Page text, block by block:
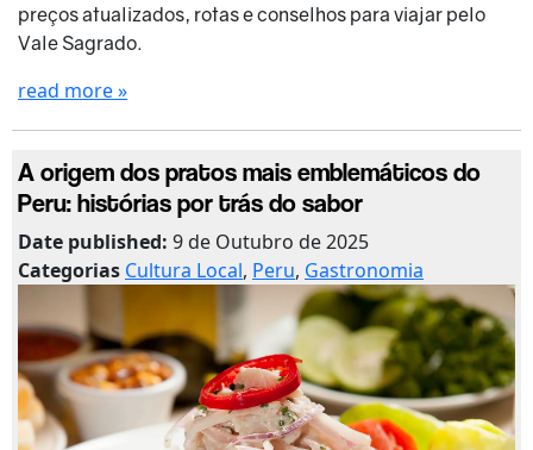
preços atualizados, rotas e conselhos para viajar pelo
Vale Sagrado.
read more »
A origem dos pratos mais emblemáticos do
Peru: histórias por trás do sabor
Date published: 9 de Outubro de 2025
Categorias Cultura Local, Peru, Gastronomia